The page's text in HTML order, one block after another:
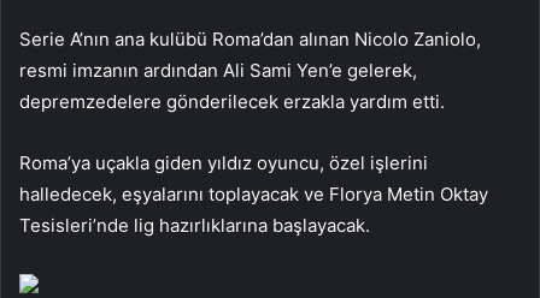
Serie A’nın ana kulübü Roma’dan alınan Nicolo Zaniolo,
resmi imzanın ardından Ali Sami Yen’e gelerek,
depremzedelere gönderilecek erzakla yardım etti.
Roma’ya uçakla giden yıldız oyuncu, özel işlerini
halledecek, eşyalarını toplayacak ve Florya Metin Oktay
Tesisleri’nde lig hazırlıklarına başlayacak.